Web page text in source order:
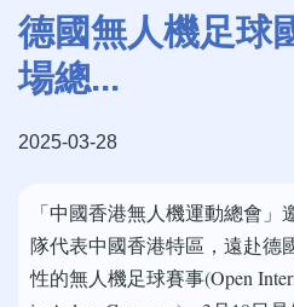
連
結
德國無人機足球
場總...
2025-03-28
「中國香港無人機運動總會
隊代表中國香港特區，遠赴德
性的無人機足球賽事(Open